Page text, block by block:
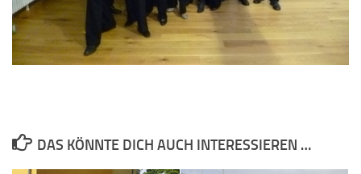
DAS KÖNNTE DICH AUCH INTERESSIEREN …